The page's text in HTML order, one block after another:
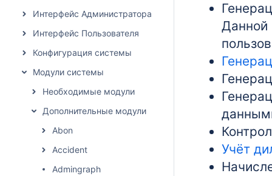
Интерфейс Администратора
Интерфейс Пользователя
Конфигурация системы
Модули системы
Необходимые модули
Дополнительные модули
Abon
Accident
Admingraph
Данной
Учёт